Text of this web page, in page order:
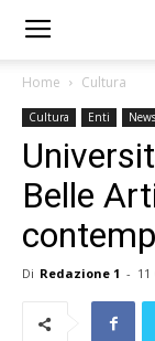
Home Cultura
Cultura Enti News
Belle
Di Redazione 1 - 11